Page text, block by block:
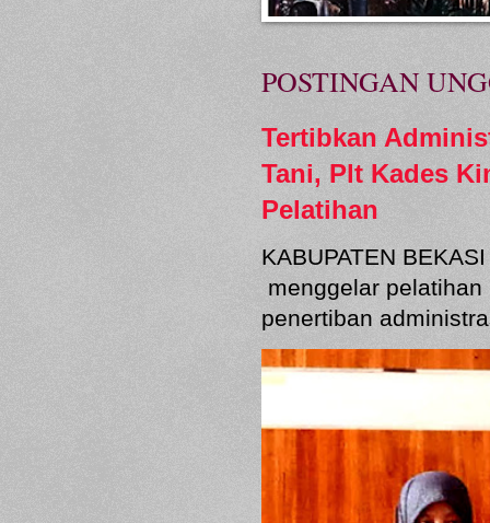
POSTINGAN
Tertibkan
Tani, Plt Kades
Pelatihan
KABUPATEN
menggelar
penertiban